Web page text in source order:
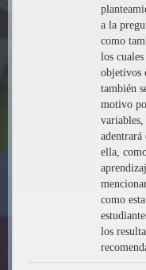
a la
como
los
objetivos
también
motivo
ella,
como
los